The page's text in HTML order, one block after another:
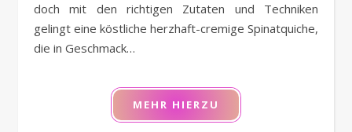
doch mit den richtigen Zutaten und Techniken
gelingt eine köstliche herzhaft-cremige Spinatquiche,
die in Geschmack…
MEHR HIERZU